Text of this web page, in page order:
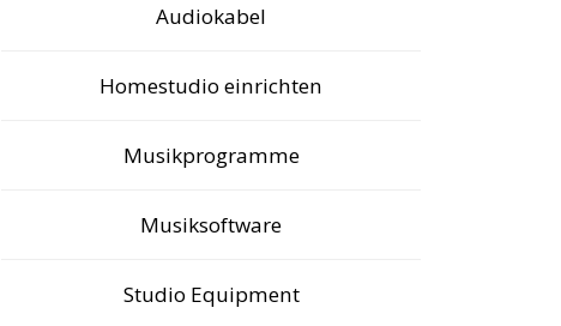
Audiokabel
Homestudio einrichten
Musikprogramme
Musiksoftware
Studio Equipment